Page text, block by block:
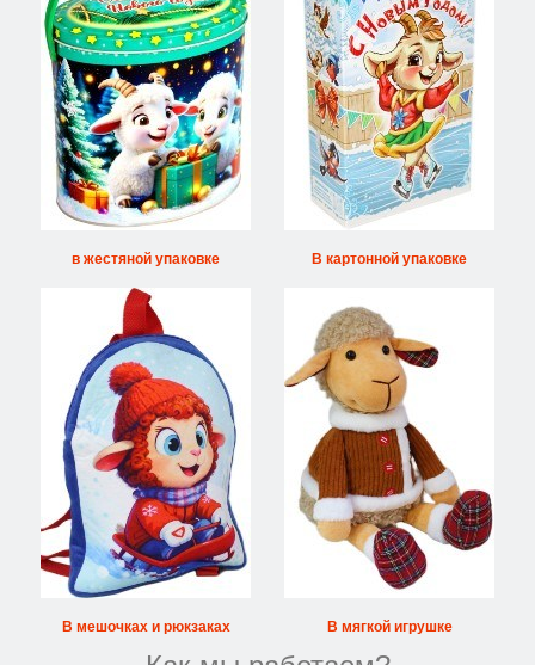
в жестяной упаковке В картонной упаковке
В мешочках и рюкзаках В мягкой игрушке